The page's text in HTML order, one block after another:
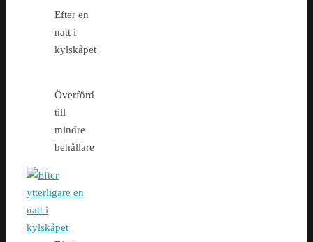
Efter en
natt i
kylskåpet
Överförd
till
mindre
behållare